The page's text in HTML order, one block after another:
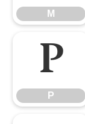
M
P
P